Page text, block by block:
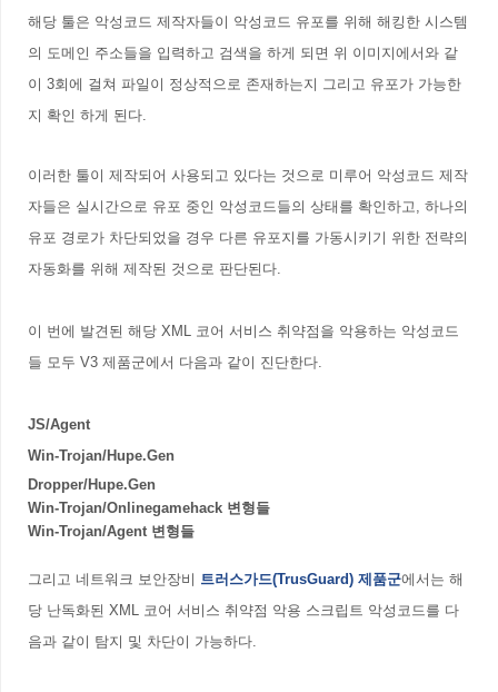
해당 툴은 악성코드 제작자들이 악성코드 유포를 위해 해킹한 시스템
의 도메인 주소들을 입력하고 검색을 하게 되면 위 이미지에서와 같
이 3회에 걸쳐 파일이 정상적으로 존재하는지 그리고 유포가 가능한
지 확인 하게 된다.
이러한 툴이 제작되어 사용되고 있다는 것으로 미루어 악성코드 제작
자들은 실시간으로 유포 중인 악성코드들의 상태를 확인하고, 하나의
유포 경로가 차단되었을 경우 다른 유포지를 가동시키기 위한 전략의
자동화를 위해 제작된 것으로 판단된다.
이 번에 발견된 해당 XML 코어 서비스 취약점을 악용하는 악성코드
들 모두 V3 제품군에서 다음과 같이 진단한다.
JS/Agent
Win-Trojan/Hupe.Gen
Dropper/Hupe.Gen
Win-Trojan/Onlinegamehack 변형들
Win-Trojan/Agent 변형들
그리고 네트워크 보안장비 트러스가드(TrusGuard) 제품군에서는 해
당 난독화된 XML 코어 서비스 취약점 악용 스크립트 악성코드를 다
음과 같이 탐지 및 차단이 가능하다.